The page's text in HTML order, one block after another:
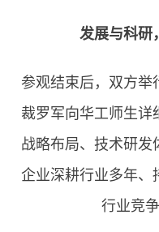
发展与科研
参观结束后，双方举
裁罗军向华工师生详
战略布局、技术研发
企业深耕行业多年、
行业竞